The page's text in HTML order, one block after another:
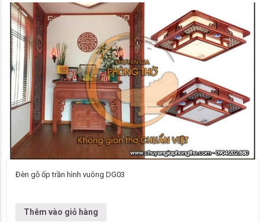
ốp DG03 Kích thước cạnh 550 mm cạnh 700 mm, liên hệ…
Đèn gỗ ốp trần hình vuông DG03
Thêm vào giỏ hàng